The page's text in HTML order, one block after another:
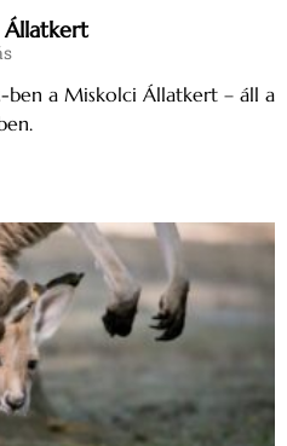
Állatkert
ben a Miskolci Állatkert – áll a